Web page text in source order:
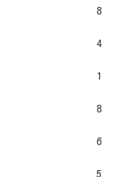
8
4
1
8
6
5